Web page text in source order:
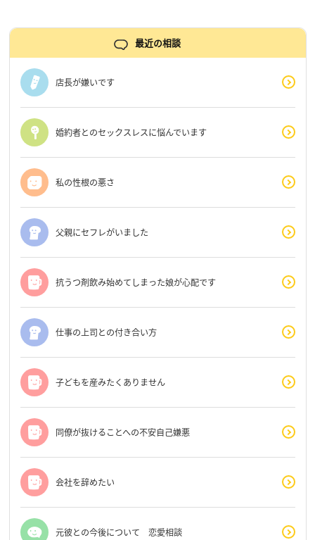
最近の相談
店長が嫌いです
婚約者とのセックスレスに悩んでいます
私の性根の悪さ
父親にセフレがいました
抗うつ剤飲み始めてしまった娘が心配です
仕事の上司との付き合い方
子どもを産みたくありません
同僚が抜けることへの不安自己嫌悪
会社を辞めたい
元彼との今後について 恋愛相談